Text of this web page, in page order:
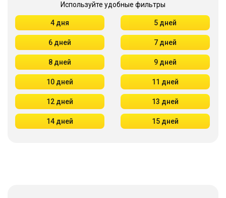
Используйте удобные фильтры
4 дня 5 дней
6 дней 7 дней
8 дней 9 дней
10 дней 11 дней
12 дней 13 дней
14 дней 15 дней